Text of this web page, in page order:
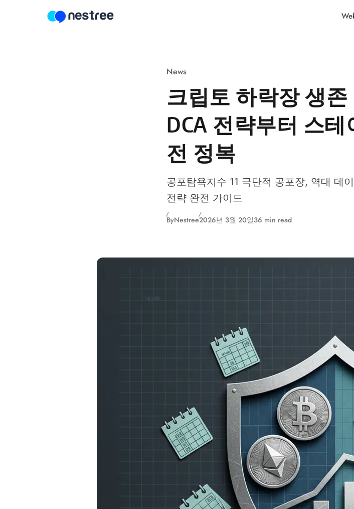
News
크립토 하락장 생
DCA 전략부터 스테
전 정복
공포탐욕지수 11 극단적 공포장, 역대 데
전략 완전 가이드
ByNestree2026년 3월 20일36 min read